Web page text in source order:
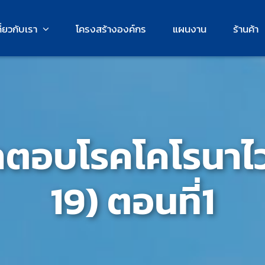
ยวกับเรา โครงสร้างองค์กร แผนงาน ร้านค้า
อบโรคโคโรนา
19) ตอนที่1